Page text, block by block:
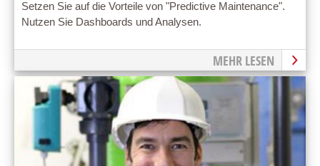
Setzen Sie auf die Vorteile von "Predictive Maintenance".
Nutzen Sie Dashboards und Analysen.
MEHR LESEN